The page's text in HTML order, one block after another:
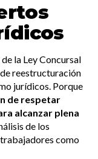
la Ley Concursal
reestructuración
jurídicos. Porque
de respetar
alcanzar plena
de los
como